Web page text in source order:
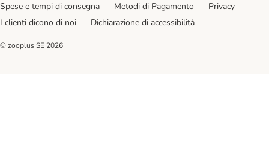
Spese e tempi di consegna
Metodi di Pagamento
Privacy
I clienti dicono di noi
Dichiarazione di accessibilità
© zooplus SE 2026